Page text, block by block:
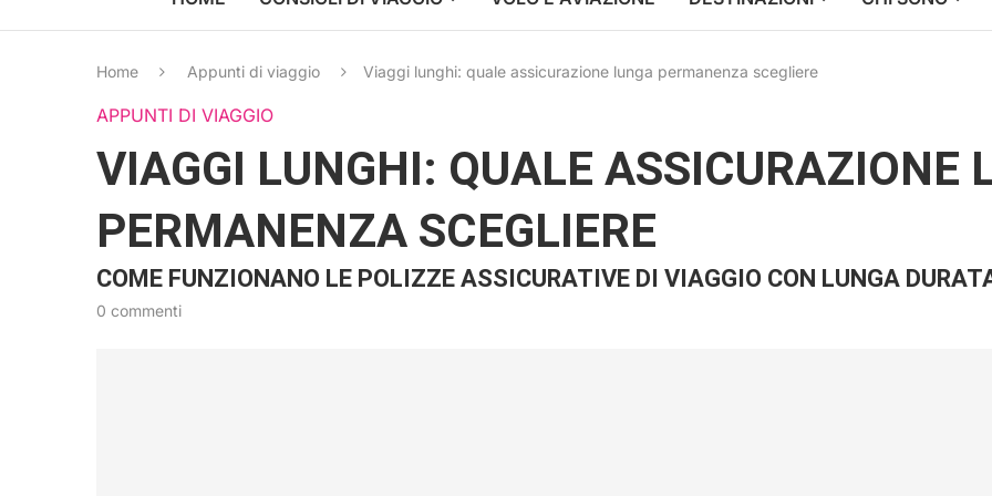
Home Appunti di viaggio Viaggi lunghi: quale assicurazione lunga permanenza scegliere
APPUNTI DI VIAGGIO
VIAGGI LUNGHI: QUALE ASSICURAZIONE
PERMANENZA SCEGLIERE
COME FUNZIONANO LE POLIZZE ASSICURATIVE DI VIAGGIO CON LUNGA
0 commenti